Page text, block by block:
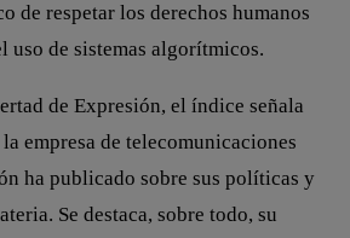
de respetar los derechos humanos
uso de sistemas algorítmicos.
de Expresión, el índice señala
empresa de telecomunicaciones
ha publicado sobre sus políticas y
Se destaca, sobre todo, su